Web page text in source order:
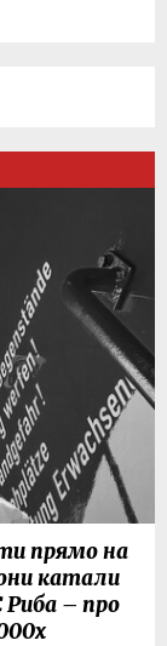
прямо на
катали
– про